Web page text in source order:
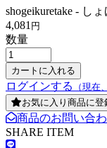
shogeikuretake - し
4,081 円
数量
ログインする
（現在
お気に入り商品に登
商品のお問い合
SHARE ITEM